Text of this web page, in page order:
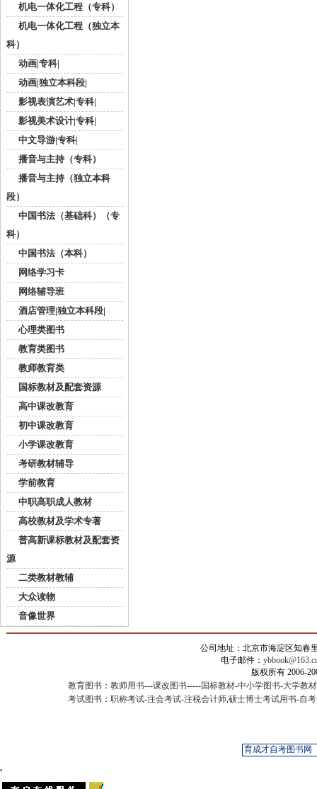
机电一体化工程（专科）
机电一体化工程（独立本
科）
动画|专科|
动画|独立本科段|
影视表演艺术|专科|
影视美术设计|专科|
中文导游|专科|
播音与主持（专科）
播音与主持（独立本科
段）
中国书法（基础科）（专
科）
中国书法（本科）
网络学习卡
网络辅导班
酒店管理|独立本科段|
心理类图书
教育类图书
教师教育类
国标教材及配套资源
高中课改教育
初中课改教育
小学课改教育
考研教材辅导
学前教育
中职高职成人教材
高校教材及学术专著
普高新课标教材及配套资
源
二类教材教辅
大众读物
音像世界
公司地址：北京市海淀区知春
电子邮件：
版权所有 2006-
教育图书 ： 教师用书---课改图书-----国标教材-中小学图书-大学教材
考试图书 ： 职称考试-注会考试-注税会计师,硕士博士考试用书-自
'